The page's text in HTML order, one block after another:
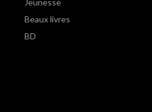
Beaux livres
BD